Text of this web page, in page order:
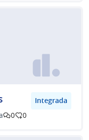
Integrada
0 0